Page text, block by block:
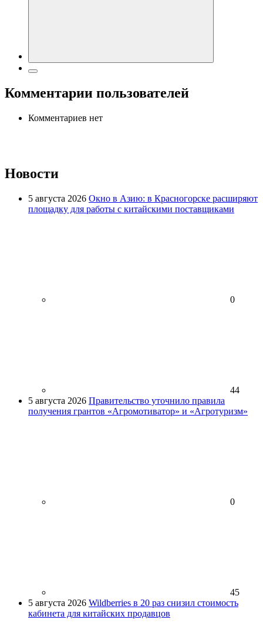
Комментарии пользователей
Комментариев нет
Новости
5 августа 2026 Окно в Азию: в Красногорске расширяют
площадку для работы с китайскими поставщиками
0
44
5 августа 2026 Правительство уточнило правила
получения грантов «Агромотиватор» и «Агротуризм»
0
45
5 августа 2026 Wildberries в 20 раз снизил стоимость
кабинета для китайских продавцов